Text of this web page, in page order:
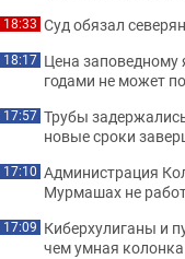
18:33 Суд обязал
18:17 Цена заповедному
годами не может
17:57 Трубы
новые сроки
17:10 Администрация
Мурмашах не
17:09 Киберхулиганы и
чем умная